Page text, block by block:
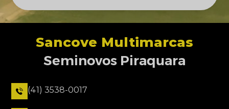
Sancove Multimarcas
Seminovos Piraquara
(41) 3538-0017